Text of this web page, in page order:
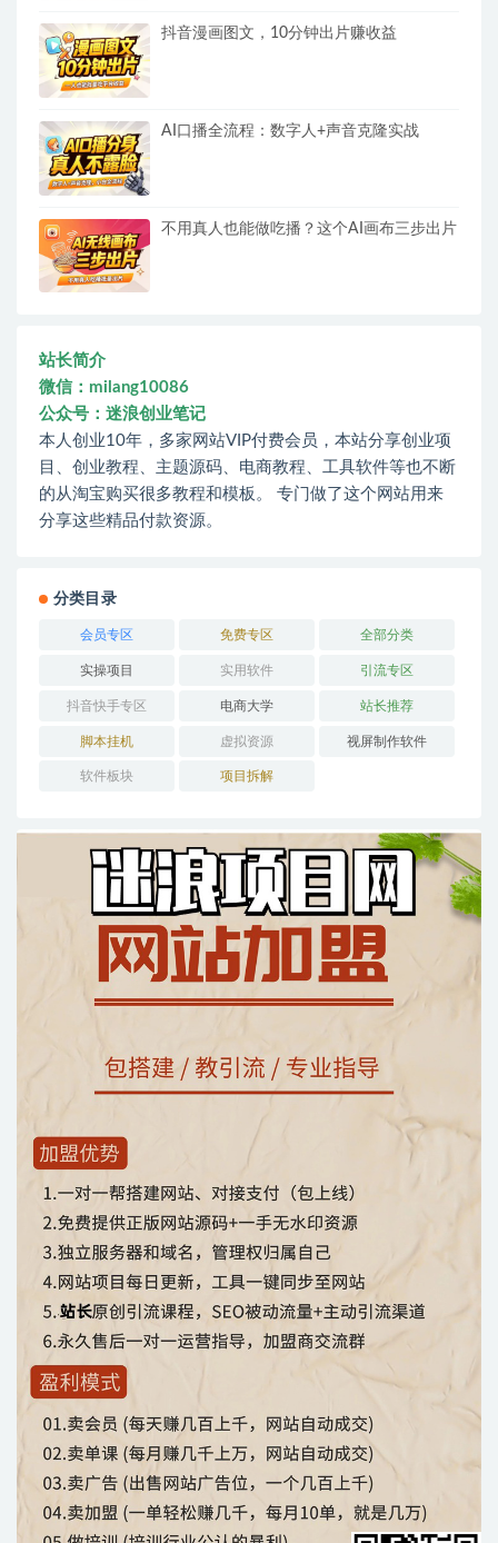
抖音漫画图文，10分钟出片赚收益
AI口播全流程：数字人+声音克隆实战
不用真人也能做吃播？这个AI画布三步出片
站长简介
微信：milang10086
公众号：迷浪创业笔记
本人创业10年，多家网站VIP付费会员，本站分享创业项
目、创业教程、主题源码、电商教程、工具软件等也不断
的从淘宝购买很多教程和模板。 专门做了这个网站用来
分享这些精品付款资源。
分类目录
会员专区 免费专区 全部分类
实操项目 实用软件 引流专区
抖音快手专区 电商大学 站长推荐
脚本挂机 虚拟资源 视屏制作软件
软件板块 项目拆解